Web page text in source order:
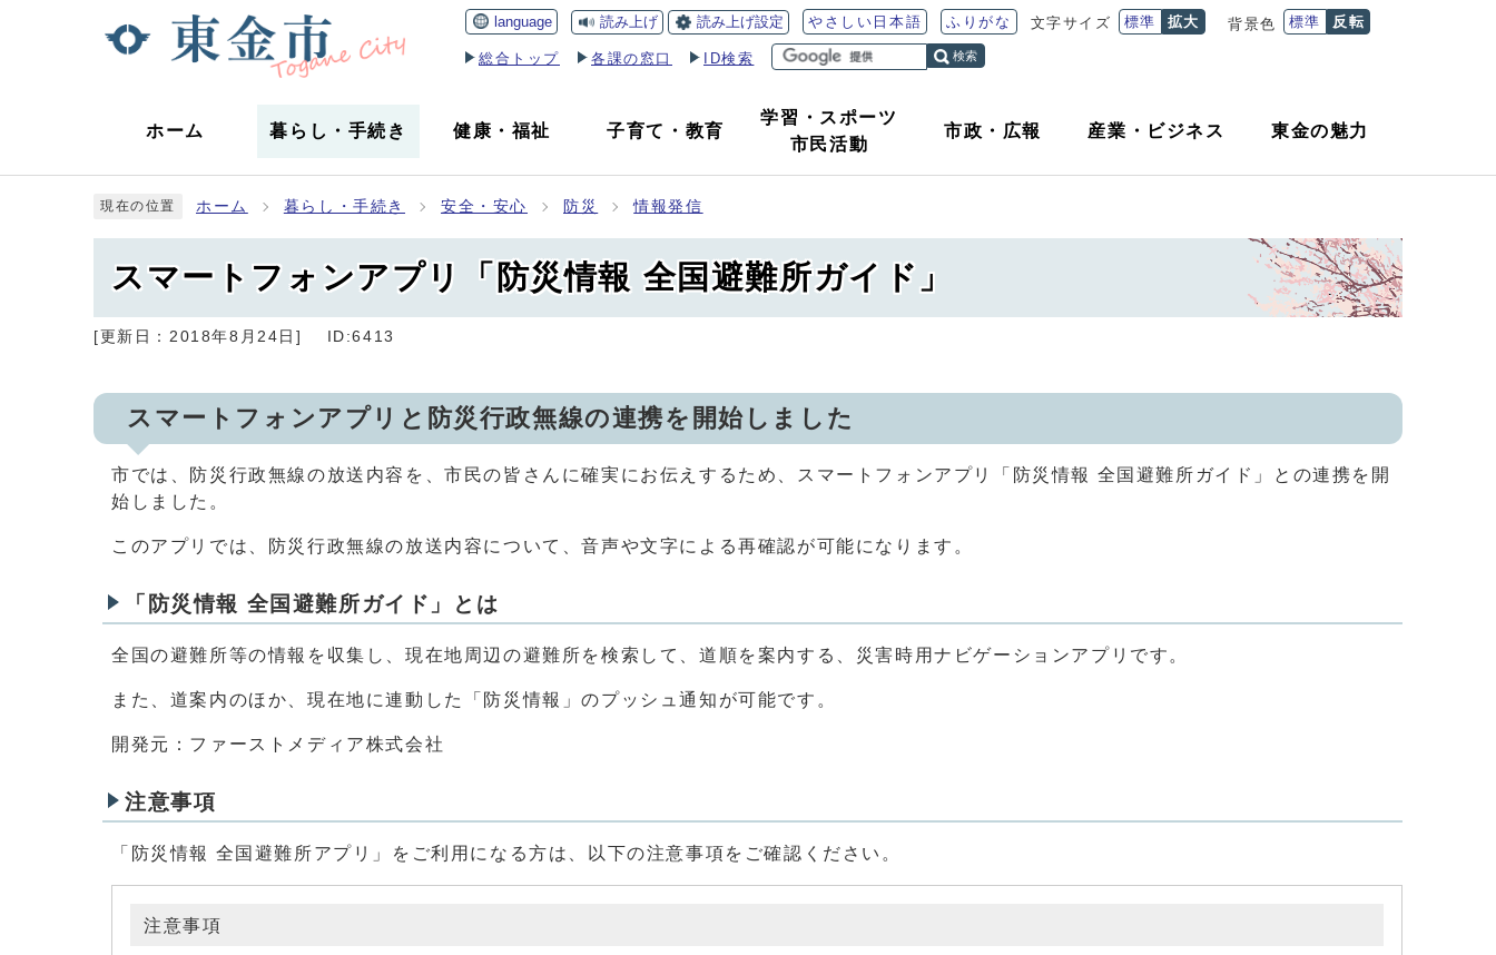
language 読み上げ 読み上げ設定 やさしい日本語 ふりがな 文字サイズ 標準 拡大 背景色 標準 反転
総合トップ 各課の窓口 ID検索 検索
ホーム 暮らし ・ 手続き 健康 ・福祉 子育て ・ 教育
学習・スポーツ
市民活動
市政 ・ 広報 産業 ・ ビジネス 東金の魅力
現在の位置 ホーム 暮らし・手続き 安全・安心 防災 情報発信
スマートフォンアプリ「防災情報 全国避難所ガイド」
[更新日： 2018年8月24日 ] ID:6413
スマートフォンアプリと防災行政無線の連携を開始しました
市では、防災行政無線の放送内容を、市民の皆さんに確実にお伝えするため、スマートフォンアプリ「防災情報 全国避難所ガイド」との連携を開
始しました。
このアプリでは、防災行政無線の放送内容について、音声や文字による再確認が可能になります。
「防災情報 全国避難所ガイド」とは
全国の避難所等の情報を収集し、現在地周辺の避難所を検索して、道順を案内する、災害時用ナビゲーションアプリです。
また、道案内のほか、現在地に連動した「防災情報」のプッシュ通知が可能です。
開発元：ファーストメディア株式会社
注意事項
「防災情報 全国避難所アプリ」をご利用になる方は、以下の注意事項をご確認ください。
注意事項